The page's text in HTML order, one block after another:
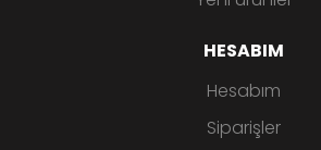
HESABIM
Hesabım
Siparişler